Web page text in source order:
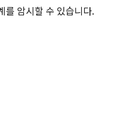
를 암시할 수 있습니다.